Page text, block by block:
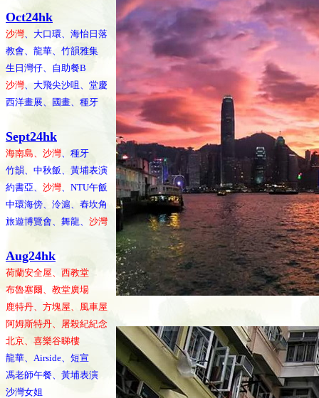
Oct24hk
沙灣、大口環、海怡日落
教會、龍華、竹韻雅集
生日灣仔、自助餐B
沙灣、大飛尖沙咀、堂慶
西洋畫展、國畫、種牙
Sept24hk
海南島、沙灣、種牙
竹韻、中秋飯、黃埔表演
約書亞、 沙灣、NTU午飯
中環海傍、泠滬、舂坎角
旅遊博覽會、舞龍、 沙灣
Aug24hk
荷蘭安全屋、西教堂
布魯塞爾、教堂廣場
鹿特丹、方塊屋、風車屋
阿姆斯特丹、屠殺紀紀念
北京、喜樂谷睇樓
龍華、Airside、短宣
馮老師午餐、黃埔表演
沙灣女姐